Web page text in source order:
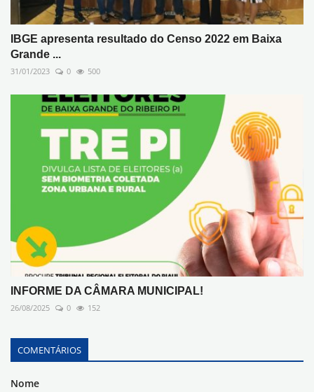
IBGE apresenta resultado do Censo 2022 em Baixa
Grande ...
31/01/2023 0 500
INFORME DA CÂMARA MUNICIPAL!
26/08/2025 0 152
COMENTÁRIOS
Nome